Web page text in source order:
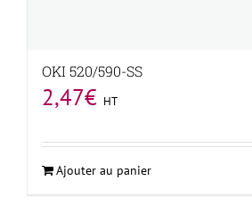
OKI 520/590-SS
2,47€ HT
Ajouter au panier